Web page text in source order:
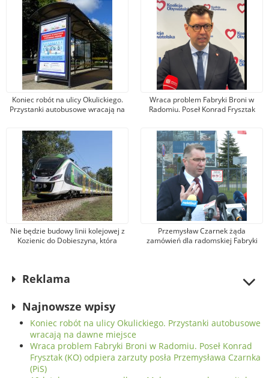
Koniec robót na ulicy Okulickiego.
Przystanki autobusowe wracają na
Wraca problem Fabryki Broni w
Radomiu. Poseł Konrad Frysztak
Przemysława Czarnka (PiS)
Nie będzie budowy linii kolejowej z
Kozienic do Dobieszyna, która
Przemysław Czarnek żąda
zamówień dla radomskiej Fabryki
Reklama
Najnowsze wpisy
Koniec robót na ulicy Okulickiego. Przystanki autobusowe
wracają na dawne miejsce
Wraca problem Fabryki Broni w Radomiu. Poseł Konrad
Frysztak (KO) odpiera zarzuty posła Przemysława Czarnka
(PiS)